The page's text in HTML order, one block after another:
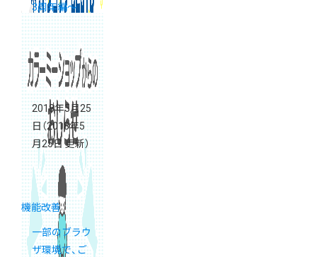
3周年編〜
2018年5月25
日（2018年5
月25日 更新）
機能改善
一部のブラウ
ザ環境で、ご